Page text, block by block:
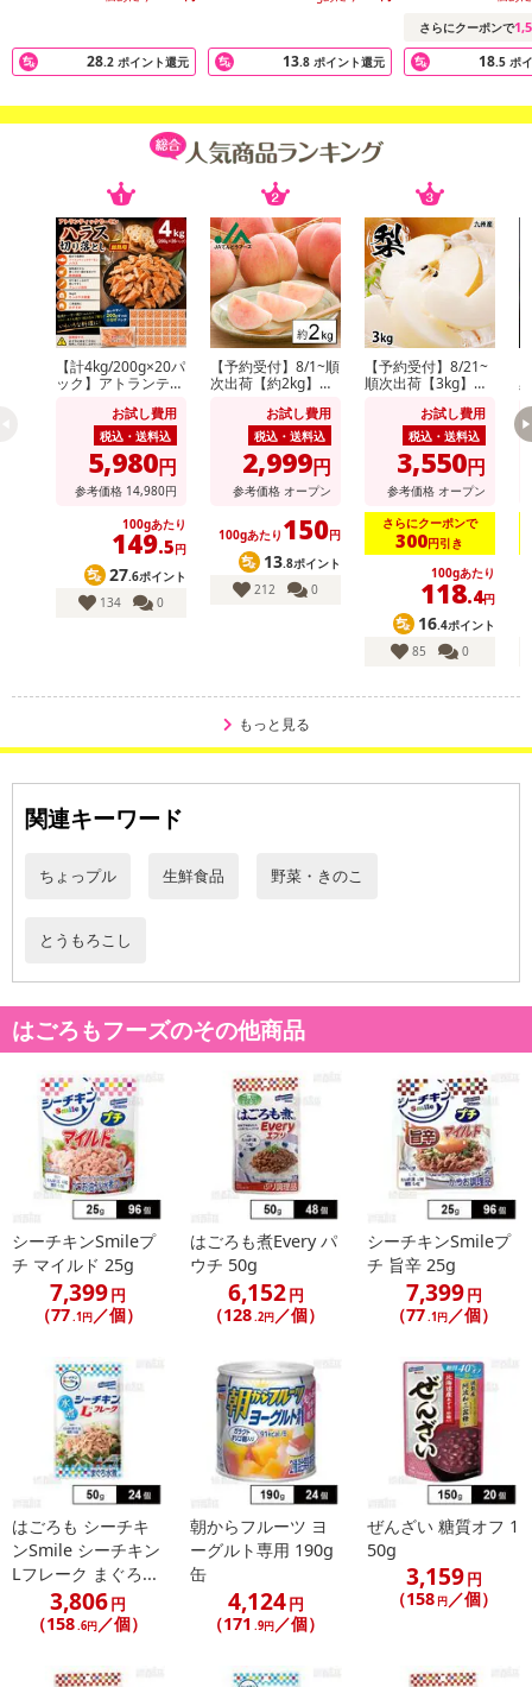
※d払い、PayPay、au PAY、au PAY(auかんたん決済)、ソフトバン
クまとめて支払い、楽天ペイ、メルペイ、AEON Pay、Amazon Pa
yでお支払いの場合、決済のため外部サイトへ遷移します。
※予約商品は決済手段ごとに定められた決済期限日にお支払いを完
了することがございます。ご了承いただいたうえでお申し込みくだ
発送日カレンダー
休業日
その他共通および商品カテゴリー別注意事項（※必ずご確認くだ
時点での情報となります。
28.2 ポイント還元 13.8 ポイント還元
さらにクーポンで
18.5 ポ
【計4kg/200g×20パ
ック】アトランティ
切り落としお試し費用
税込・送料込
5,980円
参考価格 14,980円
100gあたり
149.5円
27.6ポイント
134
0
【予約受付】8/1~順
次出荷【約2kg】山
玉数おまかせ)※ご家
お試し費用
税込・送料込
2,999円
参考価格 オープン
100gあたり 150円
13.8ポイント
212
0
【予約受付】8/21~
順次出荷【3kg】九
種おまかせ》(ご家
お試し費用
税込・送料込
3,550円
参考価格 オープン
さらにクーポンで
300円引き
100gあたり
118.4円
16.4ポイント
85
0
もっと見る
関連キーワード
ちょっプル 生鮮食品 野菜・きのこ
とうもろこし
はごろもフーズのその他商品
シーチキンSmileプ
チ マイルド 25g
7,399円
（77.1円／個）
はごろも煮Every パ
ウチ 50g
6,152円
（128.2円 ／個）
シーチキンSmileプ
チ 旨辛 25g
7,399円
（77.1円 ／個）
はごろも シーチキ
ンSmile シーチキン
Lフレーク まぐろ...
3,806円
（158.6円／個）
朝からフルーツ ヨ
ーグルト専用 190g
缶
4,124円
（171 .9円／個）
ぜんざい 糖質オフ 1
50g
3,159円
（158 円／個）